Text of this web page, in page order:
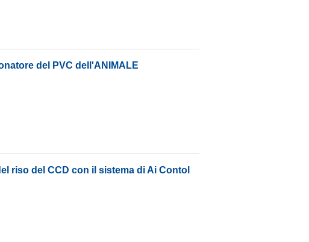
del PVC dell'ANIMALE
riso del CCD con il sistema di Ai Contol